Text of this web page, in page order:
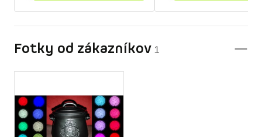
Fotky od zákazníkov 1